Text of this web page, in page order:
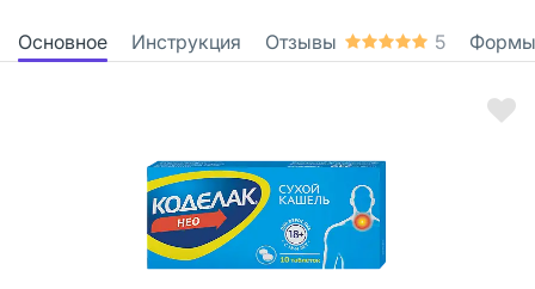
Основное Инструкция Отзывы 5